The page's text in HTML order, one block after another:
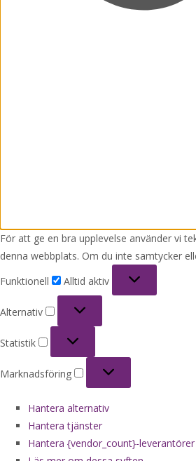
För att ge en bra upplevelse använder vi
denna webbplats. Om du inte samtycker
Funktionell
Alltid aktiv
Alternativ
Statistik
Marknadsföring
Hantera alternativ
Hantera tjänster
Hantera {vendor_count}-leverantörer